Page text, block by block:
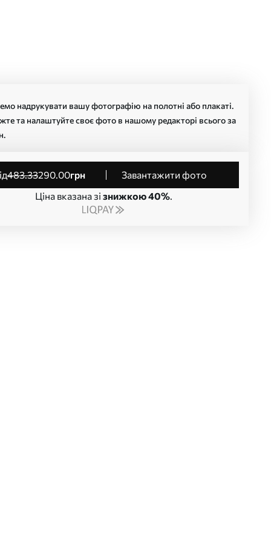
надрукувати вашу фотографію на полотні або плакаті.
та налаштуйте своє фото в нашому редакторі всього за
від483.33290.00грн
Завантажити фото
Ціна вказана зі знижкою 40%.